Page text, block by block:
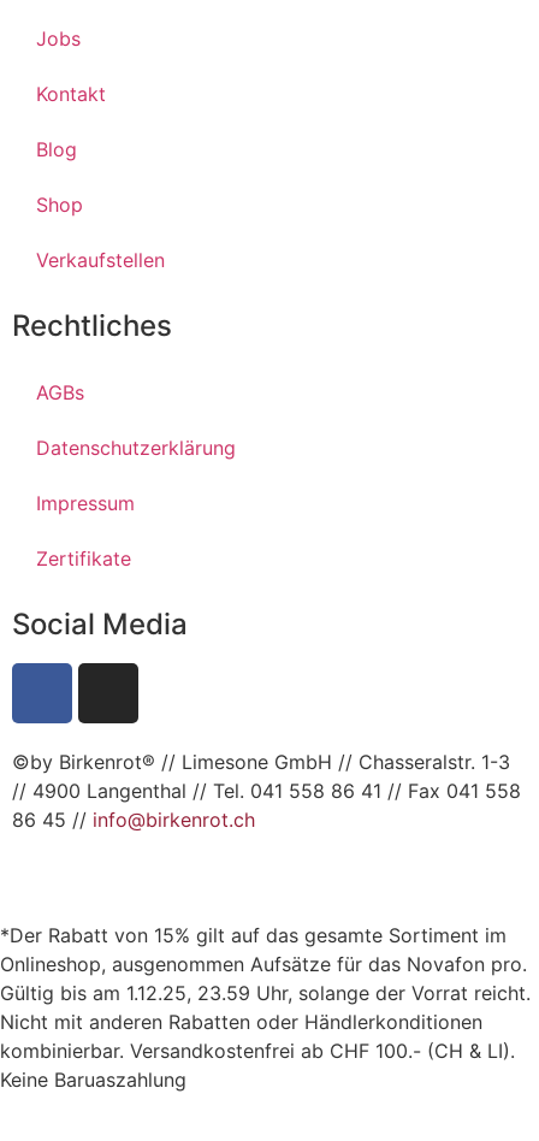
Jobs
Kontakt
Blog
Shop
Verkaufstellen
Rechtliches
AGBs
Datenschutzerklärung
Impressum
Zertifikate
Social Media
©by Birkenrot® // Limesone GmbH // Chasseralstr. 1-3
// 4900 Langenthal // Tel. 041 558 86 41 // Fax 041 558
86 45 // info@birkenrot.ch
*Der Rabatt von 15% gilt auf das gesamte Sortiment im
Onlineshop, ausgenommen Aufsätze für das Novafon pro.
Gültig bis am 1.12.25, 23.59 Uhr, solange der Vorrat reicht.
Nicht mit anderen Rabatten oder Händlerkonditionen
kombinierbar. Versandkostenfrei ab CHF 100.- (CH & LI).
Keine Baruaszahlung